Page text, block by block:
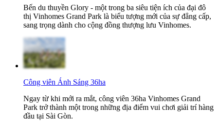
Bến du thuyền Glory - một trong ba siêu tiện ích của đại đô
thị Vinhomes Grand Park là biểu tượng mới của sự đẳng cấp,
sang trọng dành cho cộng đồng thượng lưu Vinhomes.
Công viên Ánh Sáng 36ha
Ngay từ khi mới ra mắt, công viên 36ha Vinhomes Grand
Park trở thành một trong những địa điểm vui chơi giải trí hàng
đầu tại Sài Gòn.